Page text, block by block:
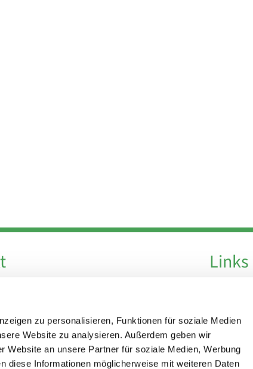
zu personalisieren, Funktionen für soziale Medien
Website zu analysieren. Außerdem geben wir
Website an unsere Partner für soziale Medien, Werbung
diese Informationen möglicherweise mit weiteren Daten
54 18
von-avila-berlin.de
Links
Impressum